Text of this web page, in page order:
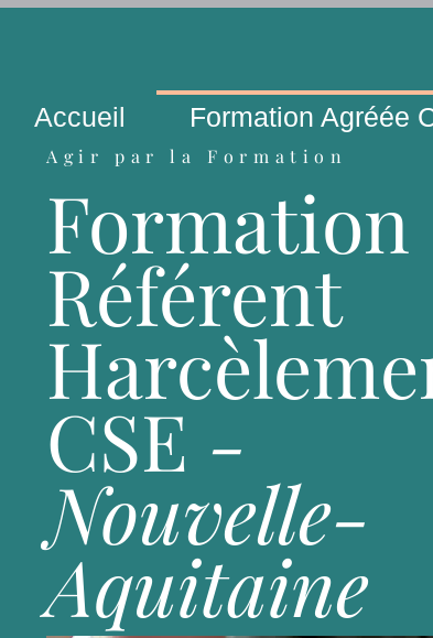
Accueil Formation Agréée
Agir par la Formation
Formation
Référent
CSE -
Nouvelle-
Aquitaine